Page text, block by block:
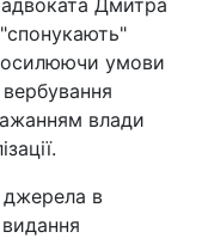
Дмитра
умови
влади
джерела в
видання